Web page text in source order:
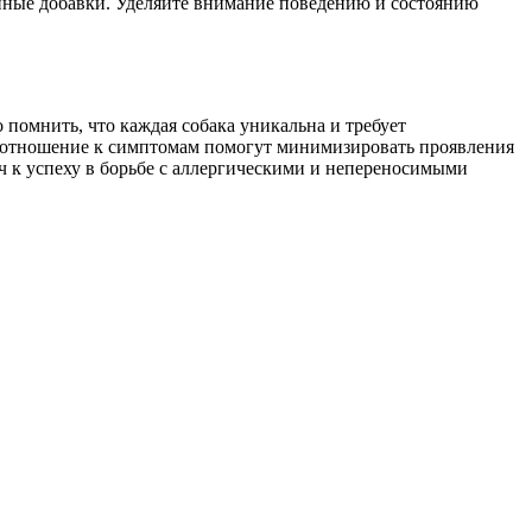
что каждая собака уникальна и требует
к симптомам помогут минимизировать проявления
успеху в борьбе с аллергическими и непереносимыми